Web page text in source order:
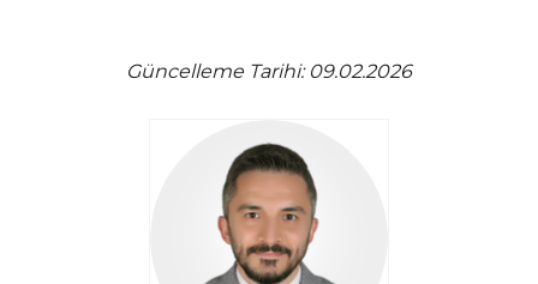
Güncelleme Tarihi: 09.02.2026